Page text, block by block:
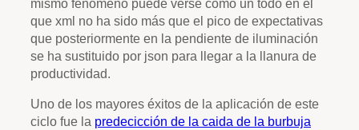
mismo fenómeno puede verse como un todo en el
que xml no ha sido más que el pico de expectativas
que posteriormente en la pendiente de iluminación
se ha sustituido por json para llegar a la llanura de
productividad.
Uno de los mayores éxitos de la aplicación de este
ciclo fue la predecicción de la caida de la burbuja